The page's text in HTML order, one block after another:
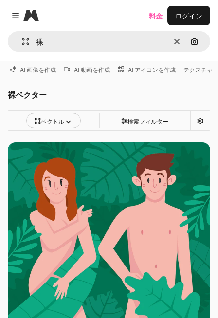
Close menu
Magnific
消去 画像で
料金 ログイン
AI 画像を作成 AI 動画を作成 AI アイコンを作成 テクスチャ
裸ベクター
ベクトル 検索フィルター